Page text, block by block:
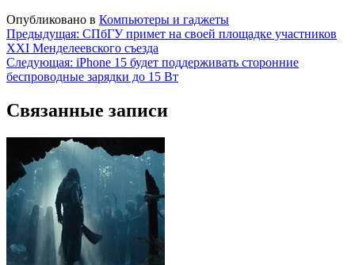
Опубликовано в Компьютеры и гаджеты
Навигация
по
записям
Предыдущая: СПбГУ примет на своей площадке участников
XXI Менделеевского съезда
Следующая: iPhone 15 будет поддерживать сторонние
беспроводные зарядки до 15 Вт
Связанные записи